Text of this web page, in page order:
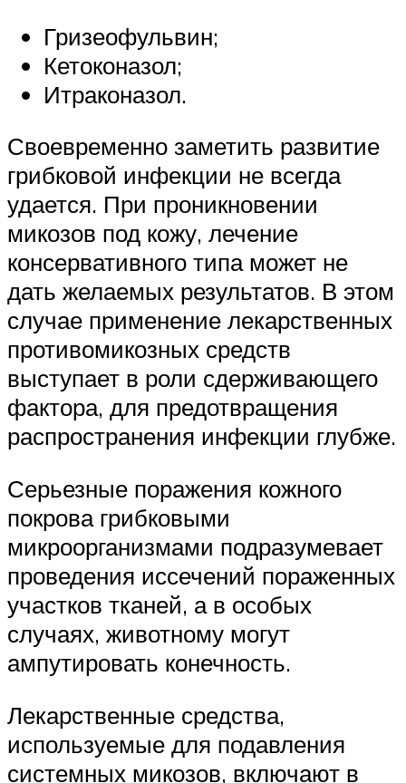
Гризеофульвин;
Кетоконазол;
Итраконазол.
Своевременно заметить развитие
грибковой инфекции не всегда
удается. При проникновении
микозов под кожу, лечение
консервативного типа может не
дать желаемых результатов. В этом
случае применение лекарственных
противомикозных средств
выступает в роли сдерживающего
фактора, для предотвращения
распространения инфекции глубже.
Серьезные поражения кожного
покрова грибковыми
микроорганизмами подразумевает
проведения иссечений пораженных
участков тканей, а в особых
случаях, животному могут
ампутировать конечность.
Лекарственные средства,
используемые для подавления
системных микозов, включают в